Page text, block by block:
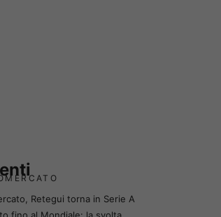
Retegui torna in Serie A